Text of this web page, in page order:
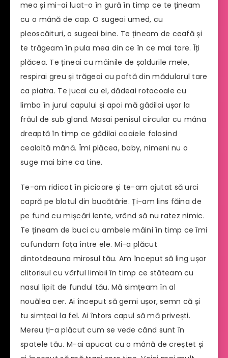
mea și mi-ai luat-o în gură în timp ce te țineam
cu o mână de cap. O sugeai umed, cu
pleoscăituri, o sugeai bine. Te țineam de ceafă și
te trăgeam în pula mea din ce în ce mai tare. Îți
plăcea. Te țineai cu mâinile de șoldurile mele,
respirai greu și trăgeai cu poftă din mădularul tare
ca piatra. Te jucai cu el, dădeai rotocoale cu
limba în jurul capului și apoi mă gâdilai ușor la
frâul de sub gland. Masai penisul circular cu mâna
dreaptă în timp ce gâdilai coaiele folosind
cealaltă mână. Îmi plăcea, baby, nimeni nu o
suge mai bine ca tine.
Te-am ridicat în picioare și te-am ajutat să urci
capră pe blatul din bucătărie. Ți-am lins făina de
pe fund cu mișcări lente, vrând să nu ratez nimic.
Te țineam de buci cu ambele mâini în timp ce îmi
cufundam fața între ele. Mi-a plăcut
dintotdeauna mirosul tău. Am început să ling ușor
clitorisul cu vârful limbii în timp ce stăteam cu
nasul lipit de fundul tău. Mă simțeam în al
nouălea cer. Ai început să gemi ușor, semn că și
tu simțeai la fel. Ai întors capul să mă privești.
Mereu ți-a plăcut cum se vede când sunt în
spatele tău. M-ai apucat cu o mână de creștet și